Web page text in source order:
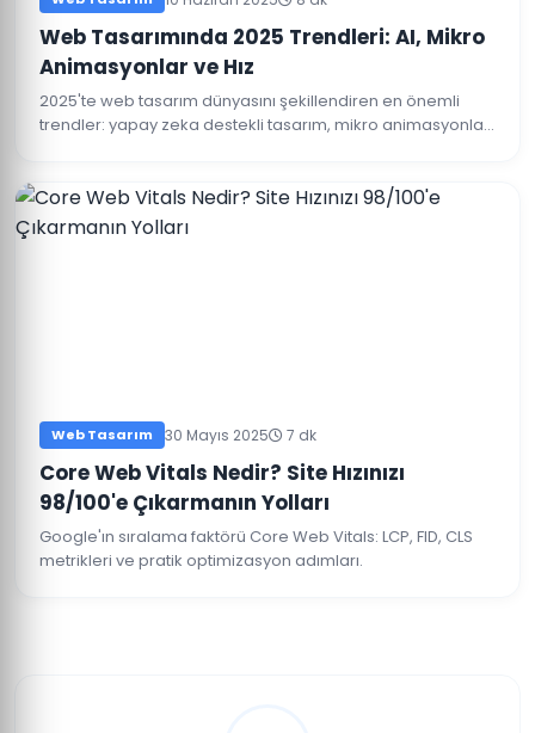
Web Tasarımında 2025 Trendleri: AI, Mikro
Animasyonlar ve Hız
2025'te web tasarım dünyasını şekillendiren en önemli
trendler: yapay zeka destekli tasarım, mikro animasyonlar,
Web Tasarım 30 Mayıs 2025 7 dk
Core Web Vitals Nedir? Site Hızınızı
98/100'e Çıkarmanın Yolları
Google'ın sıralama faktörü Core Web Vitals: LCP, FID, CLS
metrikleri ve pratik optimizasyon adımları.